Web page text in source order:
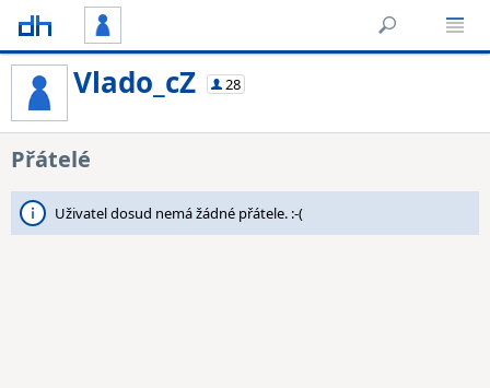
Vlado_cZ 28
Přátelé
Uživatel dosud nemá žádné přátele. :-(